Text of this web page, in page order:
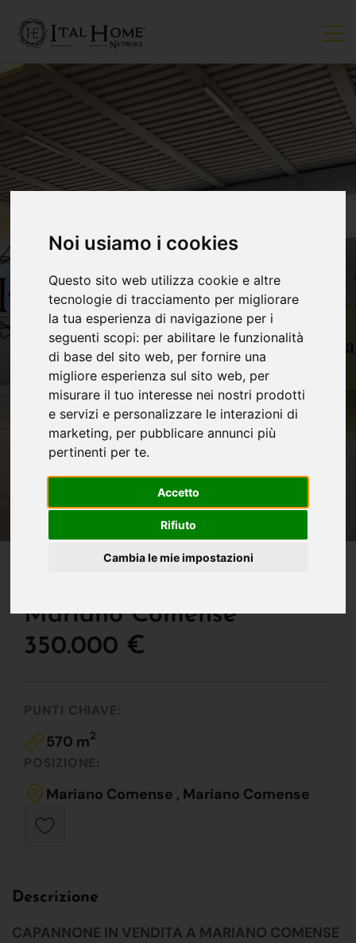
Noi usiamo i cookies
Questo sito web utilizza cookie e altre
tecnologie di tracciamento per migliorare
la tua esperienza di navigazione per i
seguenti scopi: per abilitare le funzionalità
di base del sito web, per fornire una
migliore esperienza sul sito web, per
misurare il tuo interesse nei nostri prodotti
e servizi e personalizzare le interazioni di
marketing, per pubblicare annunci più
pertinenti per te.
Accetto
Rifiuto
Cambia le mie impostazioni
Mariano Comense
350.000 €
PUNTI CHIAVE:
570 m2
POSIZIONE:
Mariano Comense , Mariano Comense
Descrizione
CAPANNONE IN VENDITA A MARIANO COMENSE